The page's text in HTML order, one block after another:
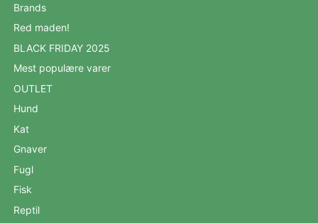
Brands
Red maden!
BLACK FRIDAY 2025
Mest populære varer
OUTLET
Hund
Kat
Gnaver
Fugl
Fisk
Reptil